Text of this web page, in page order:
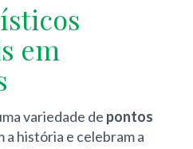
em
variedade de pontos
a história e celebram a